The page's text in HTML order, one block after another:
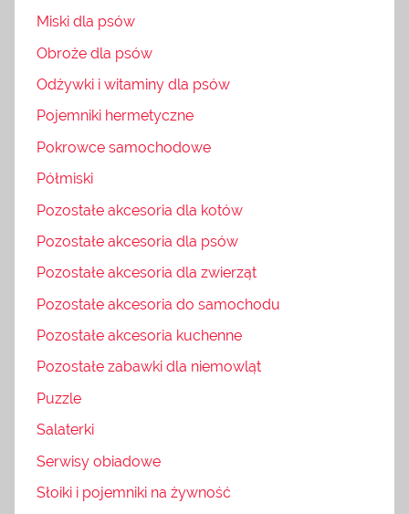
Miski dla psów
Obroże dla psów
Odżywki i witaminy dla psów
Pojemniki hermetyczne
Pokrowce samochodowe
Półmiski
Pozostałe akcesoria dla kotów
Pozostałe akcesoria dla psów
Pozostałe akcesoria dla zwierząt
Pozostałe akcesoria do samochodu
Pozostałe akcesoria kuchenne
Pozostałe zabawki dla niemowląt
Puzzle
Salaterki
Serwisy obiadowe
Słoiki i pojemniki na żywność